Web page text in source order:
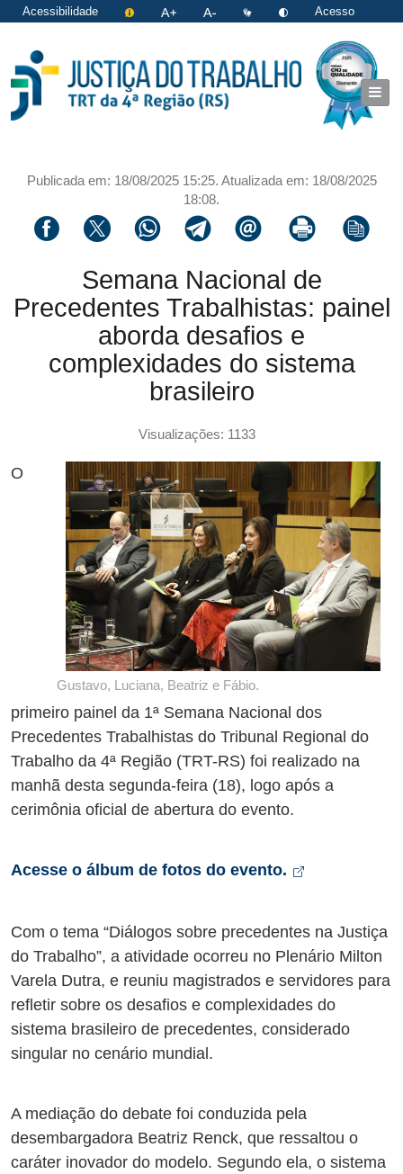
Acessibilidade
Acesso
Publicada em: 18/08/2025 15:25. Atualizada em: 18/08/2025
18:08.
Compartilhar via facebook
Compartilhar via twitter
Compartilhar via whatsapp
Compartilhar via telegram
Compartilhar via email
Imprimir a página
Copiar
Semana Nacional de
Precedentes Trabalhistas: painel
aborda desafios e
complexidades do sistema
brasileiro
Visualizações: 1133
Gustavo, Luciana, Beatriz e Fábio.
O
primeiro painel da 1ª Semana Nacional dos
Precedentes Trabalhistas do Tribunal Regional do
Trabalho da 4ª Região (TRT-RS) foi realizado na
manhã desta segunda-feira (18), logo após a
cerimônia oficial de abertura do evento.
Acesse o álbum de fotos do evento. Abre em
Com o tema “Diálogos sobre precedentes na Justiça
do Trabalho”, a atividade ocorreu no Plenário Milton
Varela Dutra, e reuniu magistrados e servidores para
refletir sobre os desafios e complexidades do
sistema brasileiro de precedentes, considerado
singular no cenário mundial.
A mediação do debate foi conduzida pela
desembargadora Beatriz Renck, que ressaltou o
caráter inovador do modelo. Segundo ela, o sistema